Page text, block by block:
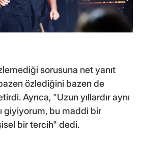
sorusuna net yanıt
özlediğini bazen de
Ayrıca, "Uzun yıllardır aynı
giyiyorum, bu maddi bir
bir tercih" dedi.